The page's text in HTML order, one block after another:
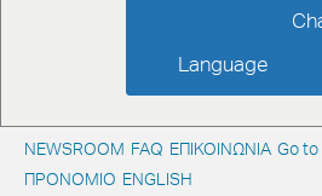
NEWSROOM FAQ ΕΠΙΚΟΙΝΩΝΙΑ Go to
ΠΡΟΝΟΜΙΟ ENGLISH